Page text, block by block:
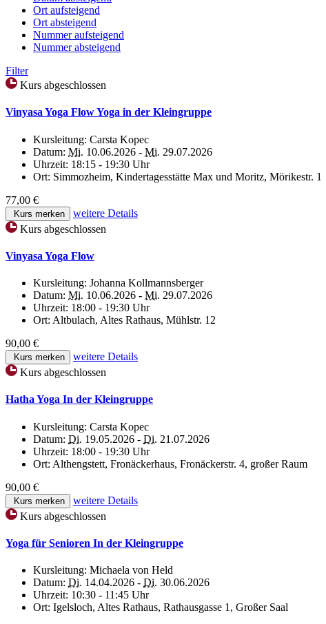
Ort aufsteigend
Ort absteigend
Nummer aufsteigend
Nummer absteigend
Filter
Kurs abgeschlossen
Vinyasa Yoga Flow Yoga in der Kleingruppe
Kursleitung: Carsta Kopec
Datum: Mi. 10.06.2026 - Mi. 29.07.2026
Uhrzeit: 18:15 - 19:30 Uhr
Ort: Simmozheim, Kindertagesstätte Max und Moritz, Mörikestr. 1
77,00 €
Kurs merken
weitere Details
Kurs abgeschlossen
Vinyasa Yoga Flow
Kursleitung: Johanna Kollmannsberger
Datum: Mi. 10.06.2026 - Mi. 29.07.2026
Uhrzeit: 18:00 - 19:30 Uhr
Ort: Altbulach, Altes Rathaus, Mühlstr. 12
90,00 €
Kurs merken
weitere Details
Kurs abgeschlossen
Hatha Yoga In der Kleingruppe
Kursleitung: Carsta Kopec
Datum: Di. 19.05.2026 - Di. 21.07.2026
Uhrzeit: 18:00 - 19:30 Uhr
Ort: Althengstett, Fronäckerhaus, Fronäckerstr. 4, großer Raum
90,00 €
Kurs merken
weitere Details
Kurs abgeschlossen
Yoga für Senioren In der Kleingruppe
Kursleitung: Michaela von Held
Datum: Di. 14.04.2026 - Di. 30.06.2026
Uhrzeit: 10:30 - 11:45 Uhr
Ort: Igelsloch, Altes Rathaus, Rathausgasse 1, Großer Saal